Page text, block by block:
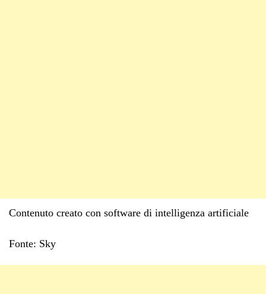
Contenuto creato con software di intelligenza artificiale
Fonte: Sky